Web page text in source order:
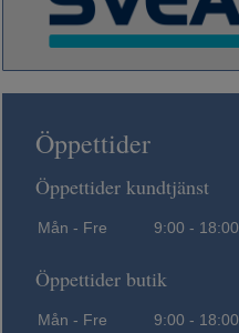
Öppettider
Öppettider kundtjänst
Mån - Fre 9:00 - 18:00
Öppettider butik
Mån - Fre
9:00 - 18:00